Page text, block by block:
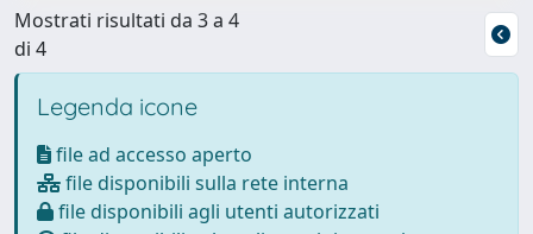
Mostrati risultati da 3 a 4
di 4
Legenda icone
file ad accesso aperto
file disponibili sulla rete interna
file disponibili agli utenti autorizzati